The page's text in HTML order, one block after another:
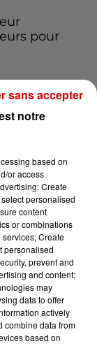
pour
et-Loire
C15 a le
notre
based on
or access
Create
personalised
content
or combinations
Create
personalised
prevent and
and content;
may
data to offer
actively
combine data from
based on
sans accepter